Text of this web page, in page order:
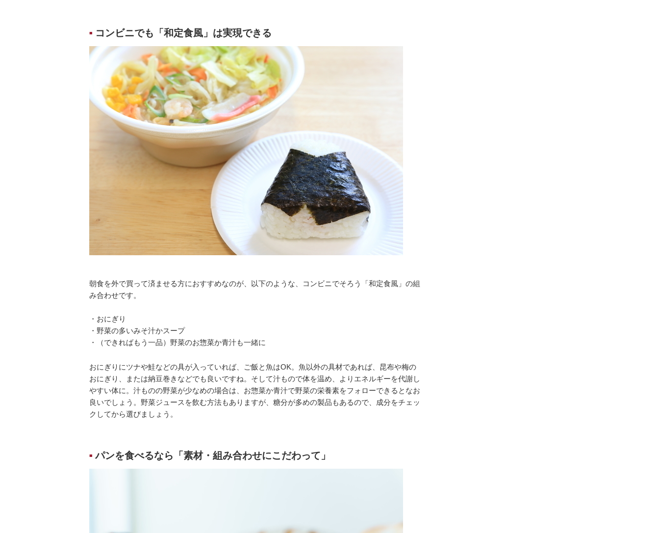
■ コンビニでも「和定食風」は実現できる
朝食を外で買って済ませる方におすすめなのが、以下のような、コンビニでそろう「和定食風」の組
み合わせです。
・おにぎり
・野菜の多いみそ汁かスープ
・（できればもう一品）野菜のお惣菜か青汁も一緒に
おにぎりにツナや鮭などの具が入っていれば、ご飯と魚はOK。魚以外の具材であれば、昆布や梅の
おにぎり、または納豆巻きなどでも良いですね。そして汁もので体を温め、よりエネルギーを代謝し
やすい体に。汁ものの野菜が少なめの場合は、お惣菜か青汁で野菜の栄養素をフォローできるとなお
良いでしょう。野菜ジュースを飲む方法もありますが、糖分が多めの製品もあるので、成分をチェッ
クしてから選びましょう。
■ パンを食べるなら「素材・組み合わせにこだわって」